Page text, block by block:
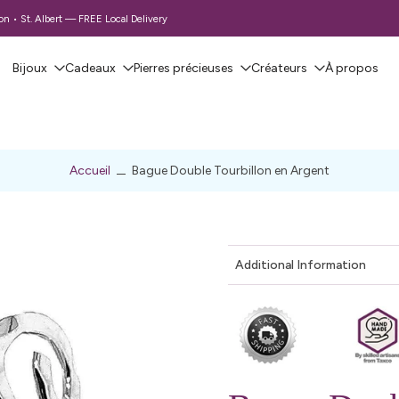
• St. Albert — FREE Local Delivery
Bijoux Cadeaux Pierres précieuses Créateurs À propos
Accueil Bague Double Tourbillon en Argent
Additional Information